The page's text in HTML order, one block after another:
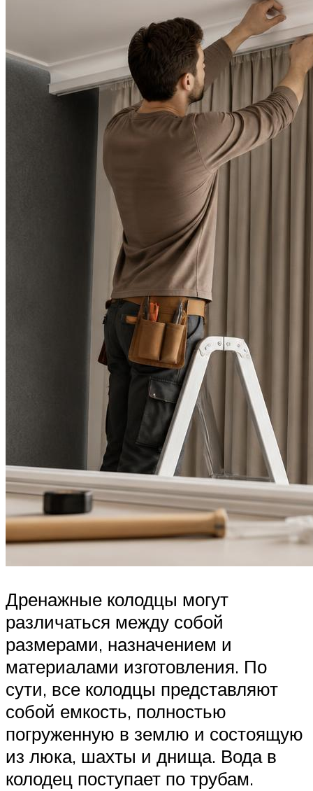
Дренажные колодцы могут
различаться между собой
размерами, назначением и
материалами изготовления. По
сути, все колодцы представляют
собой емкость, полностью
погруженную в землю и состоящую
из люка, шахты и днища. Вода в
колодец поступает по трубам.